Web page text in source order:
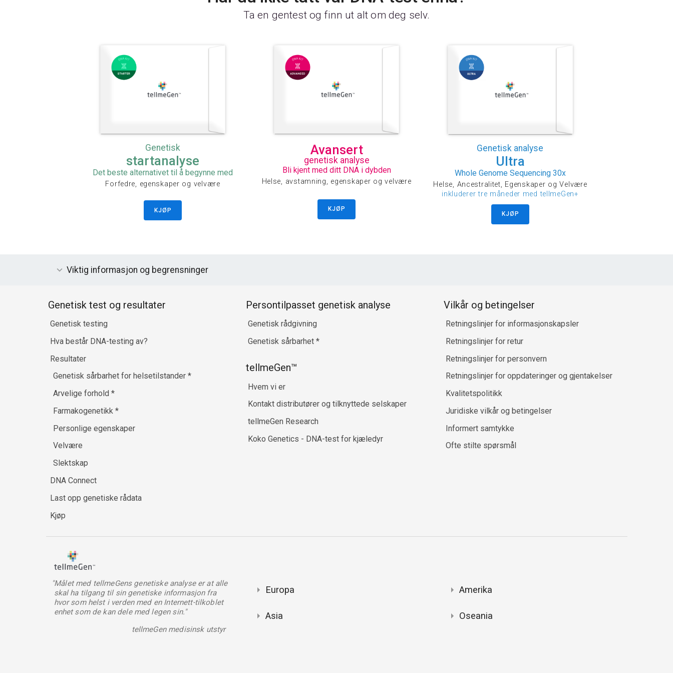
Ta en gentest og finn ut alt om deg selv.
Genetisk
startanalyse
Det beste alternativet til å begynne med
Forfedre, egenskaper og velvære
KJØP
Avansert
genetisk analyse
Bli kjent med ditt DNA i dybden
Helse, avstamning, egenskaper og velvære
KJØP
Genetisk analyse
Ultra
Whole Genome Sequencing 30x
Helse, Ancestralitet, Egenskaper og Velvære
inkluderer tre måneder med tellmeGen+
KJØP
Viktig informasjon og begrensninger
Genetisk test og resultater
Genetisk testing
Hva består DNA-testing av?
Resultater
Genetisk sårbarhet for helsetilstander *
Arvelige forhold *
Farmakogenetikk *
Personlige egenskaper
Velvære
Slektskap
DNA Connect
Last opp genetiske rådata
Kjøp
Persontilpasset genetisk analyse
Genetisk rådgivning
Genetisk sårbarhet *
tellmeGen™
Hvem vi er
Kontakt distributører og tilknyttede selskaper
tellmeGen Research
Koko Genetics - DNA-test for kjæledyr
Vilkår og betingelser
Retningslinjer for informasjonskapsler
Retningslinjer for retur
Retningslinjer for personvern
Retningslinjer for oppdateringer og gjentakelser
Kvalitetspolitikk
Juridiske vilkår og betingelser
Informert samtykke
Ofte stilte spørsmål
"Målet med tellmeGens genetiske analyse er at alle
skal ha tilgang til sin genetiske informasjon fra
hvor som helst i verden med en Internett-tilkoblet
enhet som de kan dele med legen sin."
tellmeGen medisinsk utstyr
Europa
Asia
Amerika
Oseania